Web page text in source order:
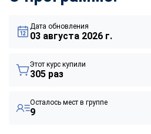
Дата обновления
03 августа 2026 г.
Этот курс купили
305 раз
Осталось мест в группе
9